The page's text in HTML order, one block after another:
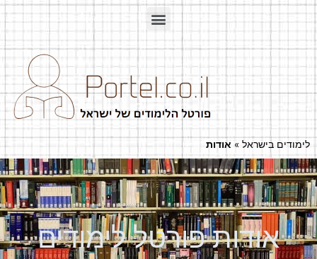
לימודים בישראל » אודות
אודות פורטל לימודים